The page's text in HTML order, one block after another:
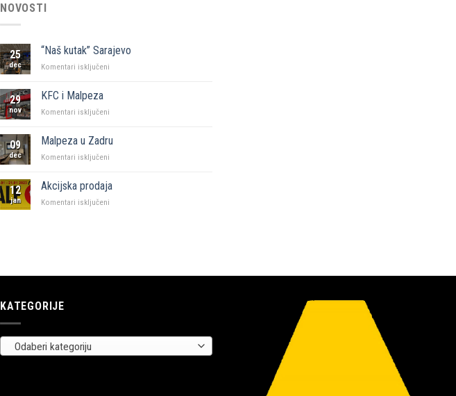
NOVOSTI
25
dec
“Naš kutak” Sarajevo
Komentari isključeni
29
nov
KFC i Malpeza
Komentari isključeni
Malpeza
09
dec
Malpeza u Zadru
Komentari isključeni
Zadru
12
jan
Akcijska prodaja
Komentari isključeni
KATEGORIJE
Odaberi kategoriju